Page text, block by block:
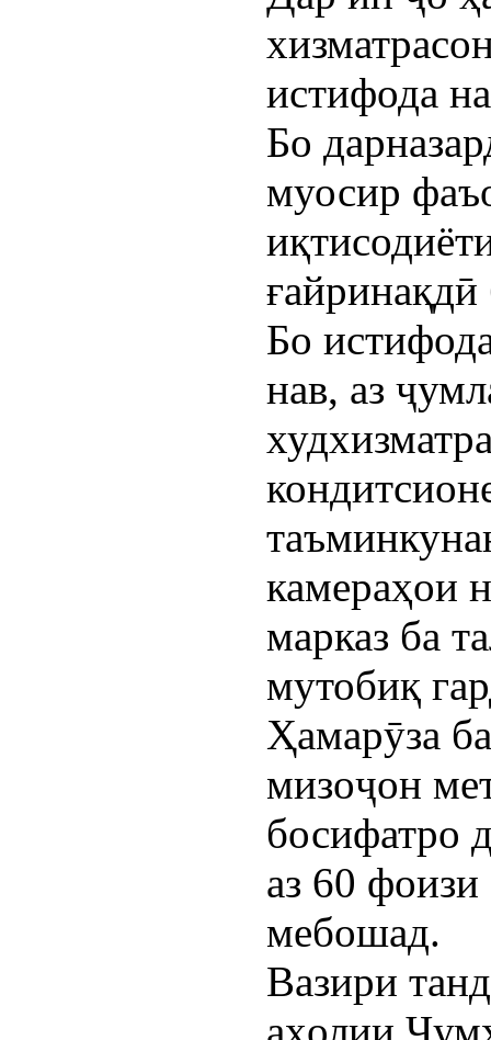
истифода
Бо
муосир
Бо
нав, аз
камераҳои
марказ ба
мутобиқ
Ҳамарӯза
мизоҷон
босифатро
аз 60 фоизи
мебошад.
Вазири
аҳолии